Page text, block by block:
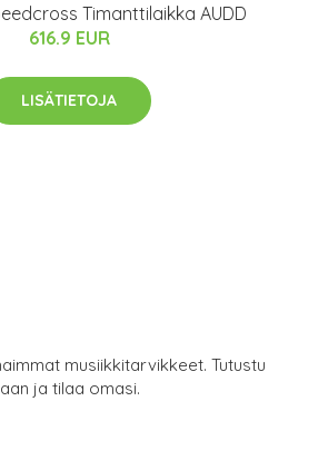
Timanttilaikka AUDD
616.9 EUR
LISÄTIETOJA
musiikkitarvikkeet. Tutustu
ja tilaa omasi.